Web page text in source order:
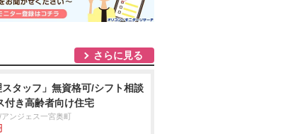
さらに見る
スタッフ」無資格可/シフト相談
付き高齢者向け住宅
ンジェス一宮奥町